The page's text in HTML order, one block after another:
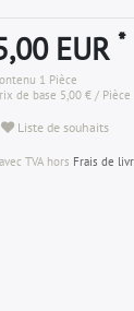
EUR *
1 Pièce
de base 5,00 € / Pièce
Liste de souhaits
TVA hors Frais de